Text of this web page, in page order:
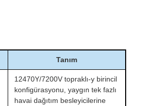
Tanım
12470Y/7200V topraklı-y birincil
konfigürasyonu, yaygın tek fazlı
havai dağıtım besleyicilerine